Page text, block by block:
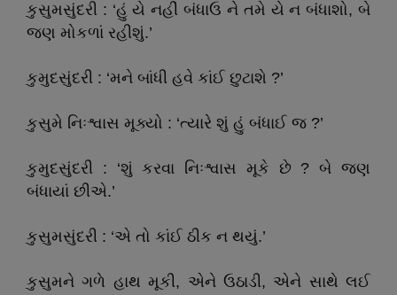
કુસુમસુંદરી : ‘હું યે નહીં બંધાઉ ને તમે યે ન બંધાશો, બે
જણ મોકળાં રહીશું.’
કુમુદસુંદરી : ‘મને બાંધી હવે કાંઈ છુટાશે ?’
કુસુમે નિઃશ્વાસ મૂક્યો : ‘ત્યારે શું હું બંધાઈ જ ?’
કુમુદસુંદરી : ‘શું કરવા નિઃશ્વાસ મૂકે છે ? બે જણ
બંધાયાં છીએ.’
કુસુમસુંદરી : ‘એ તો કાંઈ ઠીક ન થયું.’
કુસુમને ગળે હાથ મૂકી, એને ઉઠાડી, એને સાથે લઈ